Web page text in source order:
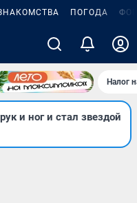
ПОГОДА
Налог
и ног и стал звездой